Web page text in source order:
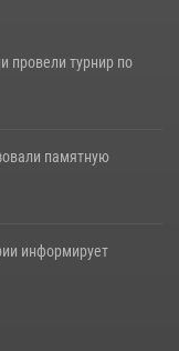
провели турнир по
памятную
информирует